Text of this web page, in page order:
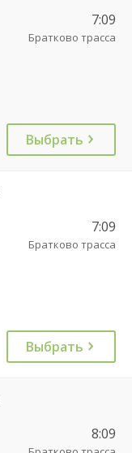
7:09
Братково трасса
Выбрать
7:09
Братково трасса
Выбрать
8:09